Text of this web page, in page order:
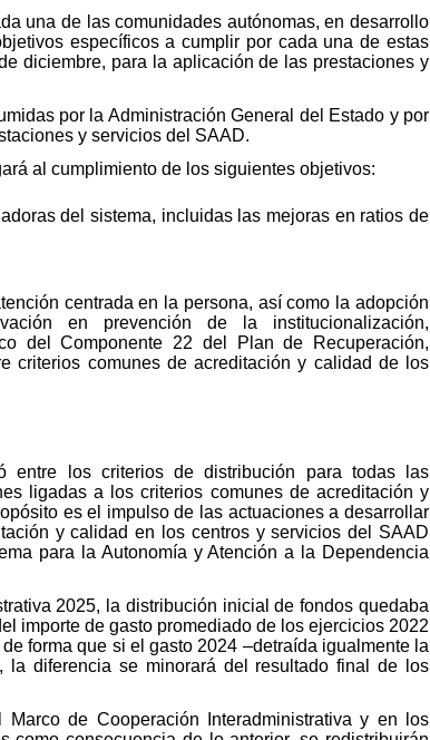
una de las comunidades autónomas, en desarrollo
específicos a cumplir por cada una de estas
diciembre, para la aplicación de las prestaciones y
por la Administración General del Estado y por
y servicios del SAAD.
al cumplimiento de los siguientes objetivos:
del sistema, incluidas las mejoras en ratios de
centrada en la persona, así como la adopción
en prevención de la institucionalización,
del Componente 22 del Plan de Recuperación,
criterios comunes de acreditación y calidad de los
entre los criterios de distribución para todas las
ligadas a los criterios comunes de acreditación y
es el impulso de las actuaciones a desarrollar
y calidad en los centros y servicios del SAAD
para la Autonomía y Atención a la Dependencia
2025, la distribución inicial de fondos quedaba
importe de gasto promediado de los ejercicios 2022
forma que si el gasto 2024 –detraída igualmente la
la diferencia se minorará del resultado final de los
de Cooperación Interadministrativa y en los